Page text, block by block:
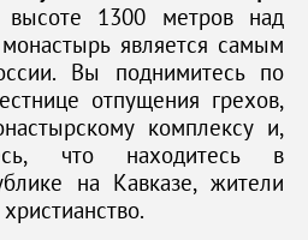
1300 метров над
является самым
Вы поднимитесь по
отпущения грехов,
комплексу и,
что находитесь в
на Кавказе, жители